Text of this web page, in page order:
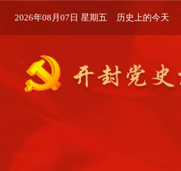
2026年08月07日 星期五 历史上的今天